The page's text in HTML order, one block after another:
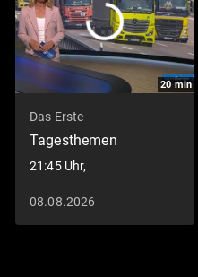
20min
Das Erste
Tagesthemen
21:45 Uhr,
08.08.2026